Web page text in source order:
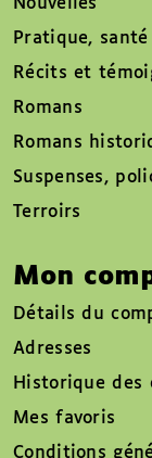
Nouvelles
Pratique,
Récits et
Romans
Romans
Suspenses,
Terroirs
Mon
Détails du
Adresses
Historique des
Mes favoris
Conditions